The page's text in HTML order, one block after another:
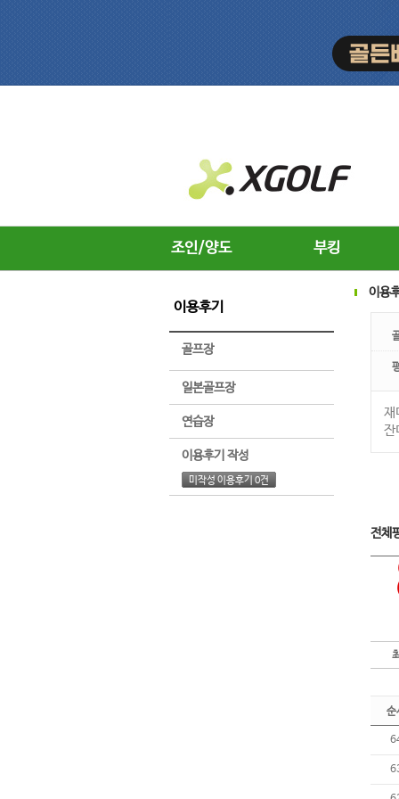
조인/양도 부킹
이용후기
골프장
일본골프장
연습장
이용후기 작성
미작성 이용후기 0건
이용
재
잔
전체
순